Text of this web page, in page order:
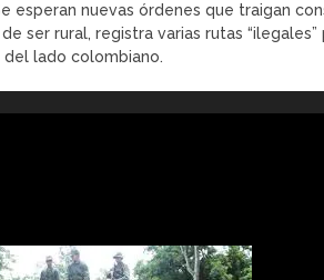
esperan nuevas órdenes que traigan
ser rural, registra varias rutas
lado colombiano.